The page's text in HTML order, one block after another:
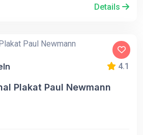
Details
4.1
Plakat Paul Newmann